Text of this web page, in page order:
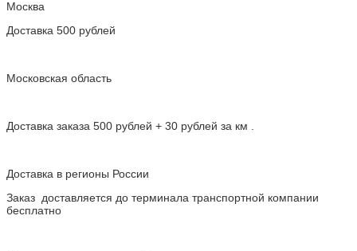
Москва
Доставка 500 рублей
Московская область
Доставка заказа 500 рублей + 30 рублей за км .
Доставка в регионы России
Заказ доставляется до терминала транспортной компании
бесплатно